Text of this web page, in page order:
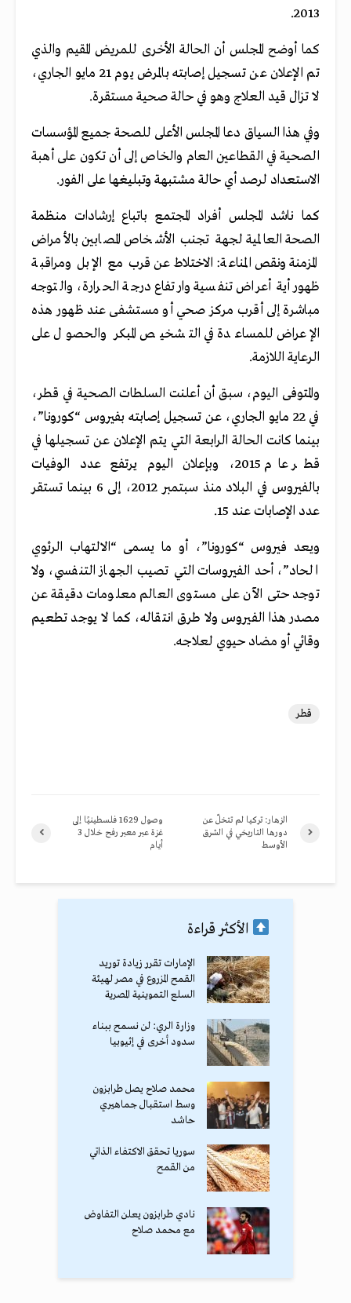
2013.
كما أوضح المجلس أن الحالة الأخرى للمريض المقيم والذي
تم الإعلان عن تسجيل إصابته بالمرض يوم 21 مايو الجاري،
لا تزال قيد العلاج وهو في حالة صحية مستقرة.
وفي هذا السياق دعا المجلس الأعلى للصحة جميع المؤسسات
الصحية في القطاعين العام والخاص إلى أن تكون على أهبة
الاستعداد لرصد أي حالة مشتبهة وتبليغها على الفور.
كما ناشد المجلس أفراد المجتمع باتباع إرشادات منظمة
الصحة العالمية لجهة تجنب الأشخاص المصابين بالأمراض
المزمنة ونقص المناعة: الاختلاط عن قرب مع الإبل ومراقبة
ظهور أية أعراض تنفسية وارتفاع درجة الحرارة، والتوجه
مباشرة إلى أقرب مركز صحي أو مستشفى عند ظهور هذه
الإعراض للمساعدة في التشخيص المبكر والحصول على
الرعاية اللازمة.
والمتوفى اليوم، سبق أن أعلنت السلطات الصحية في قطر،
في 22 مايو الجاري، عن تسجيل إصابته بفيروس “كورونا”،
بينما كانت الحالة الرابعة التي يتم الإعلان عن تسجيلها في
قطر عام 2015، وبإعلان اليوم يرتفع عدد الوفيات
بالفيروس في البلاد منذ سبتمبر 2012، إلى 6 بينما تستقر
عدد الإصابات عند 15.
ويعد فيروس “كورونا”، أو ما يسمى “الالتهاب الرئوي
الحاد”، أحد الفيروسات التي تصيب الجهاز التنفسي، ولا
توجد حتى الآن على مستوى العالم معلومات دقيقة عن
مصدر هذا الفيروس ولا طرق انتقاله، كما لا يوجد تطعيم
وقائي أو مضاد حيوي لعلاجه.
قطر
وصول 1629 فلسطينيًا إلى
غزة عبر معبر رفح خلال 3
أيام
الزهار: تركيا لم تتخلّ عن
دورها التاريخي في الشرق
الأوسط
الأكثر قراءة
الإمارات تقرر زيادة توريد
القمح المزروع في مصر لهيئة
السلع التموينية المصرية
وزارة الري: لن نسمح ببناء
سدود أخرى في إثيوبيا
محمد صلاح يصل طرابزون
وسط استقبال جماهيري
حاشد
سوريا تحقق الاكتفاء الذاتي
من القمح
نادي طرابزون يعلن التفاوض
مع محمد صلاح